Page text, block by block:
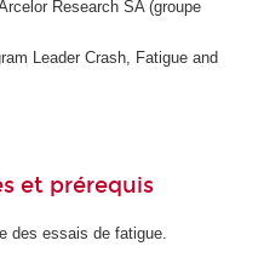
Research SA (groupe
Leader Crash, Fatigue and
et prérequis
des essais de fatigue.